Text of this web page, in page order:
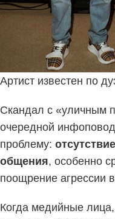
Артист известен по
Скандал с «уличным
очередной
проблему:
общения, особенно
поощрение агрессии
Когда медийные